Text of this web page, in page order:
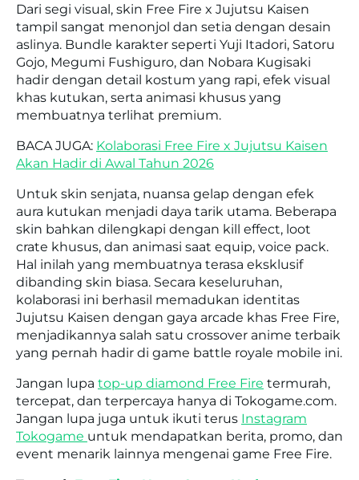
Dari segi visual, skin Free Fire x Jujutsu Kaisen
tampil sangat menonjol dan setia dengan desain
aslinya. Bundle karakter seperti Yuji Itadori, Satoru
Gojo, Megumi Fushiguro, dan Nobara Kugisaki
hadir dengan detail kostum yang rapi, efek visual
khas kutukan, serta animasi khusus yang
membuatnya terlihat premium.
BACA JUGA: Kolaborasi Free Fire x Jujutsu Kaisen
Akan Hadir di Awal Tahun 2026
Untuk skin senjata, nuansa gelap dengan efek
aura kutukan menjadi daya tarik utama. Beberapa
skin bahkan dilengkapi dengan kill effect, loot
crate khusus, dan animasi saat equip, voice pack.
Hal inilah yang membuatnya terasa eksklusif
dibanding skin biasa. Secara keseluruhan,
kolaborasi ini berhasil memadukan identitas
Jujutsu Kaisen dengan gaya arcade khas Free Fire,
menjadikannya salah satu crossover anime terbaik
yang pernah hadir di game battle royale mobile ini.
Jangan lupa top-up diamond Free Fire termurah,
tercepat, dan terpercaya hanya di Tokogame.com.
Jangan lupa juga untuk ikuti terus Instagram
Tokogame untuk mendapatkan berita, promo, dan
event menarik lainnya mengenai game Free Fire.